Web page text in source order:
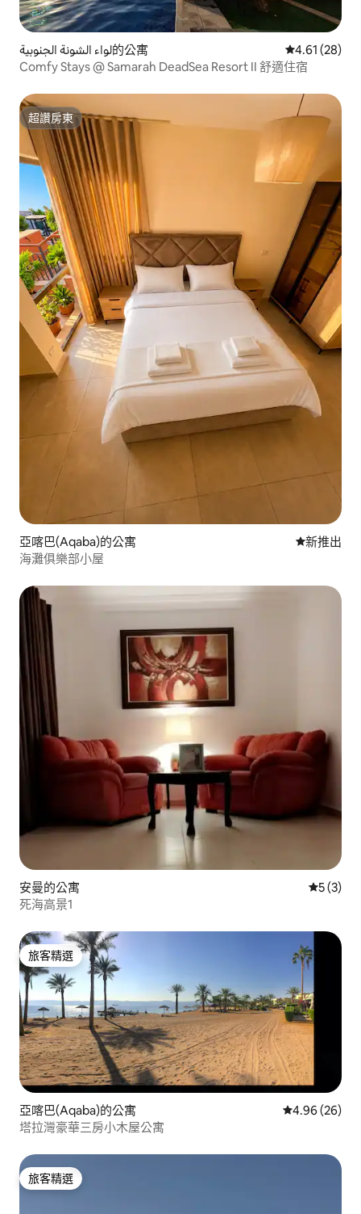
لواء الشونة الجنوبية的公寓 從 28 則評價
4.61 (28)
Comfy Stays @ Samarah DeadSea Resort II 舒適住宿
超讚房東
超讚房東
亞喀巴(Aqaba)的公寓 新住處
新推出
海灘俱樂部小屋
安曼的公寓 從 3 則評
5 (3)
死海高景1
旅客精選
旅客精選
亞喀巴(Aqaba)的公寓 從 26 則評價
4.96 (26)
塔拉灣豪華三房小木屋公寓
旅客精選
旅客精選